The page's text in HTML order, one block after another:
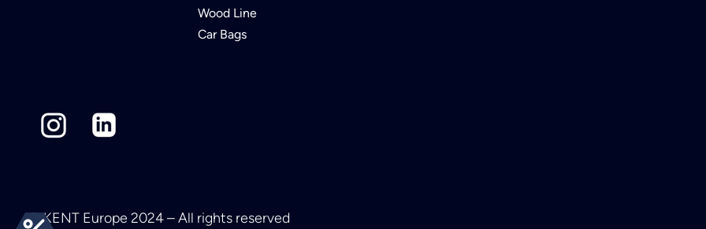
Wood Line
Car Bags
© KENT Europe 2024 – All rights reserved